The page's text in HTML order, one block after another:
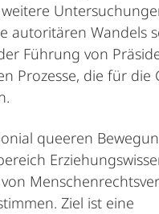
autoritären Wandels
Führung von
Prozesse, die für die
queeren
Ziel ist eine